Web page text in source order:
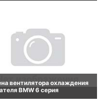
вентилятора охлаждения
BMW 6 серия